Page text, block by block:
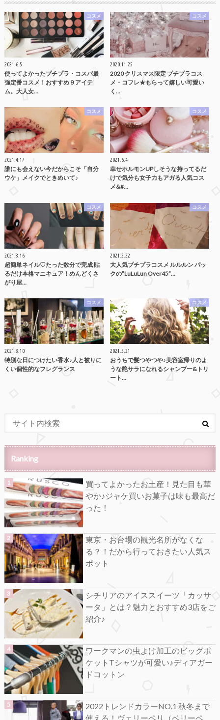
コスメ
2021.6.5
使ってよかったプチプラ・コスパ最
強定番コスメ！おすすめ９アイテ
ム。大人女…
コスメ
2020.11.25
2020 クリスマス限定 プチプラコス
メ・コフレ★もらって嬉しい可愛い
く…
コスメ
2021.4.17
誰にも会えない今だからこそ「自分
ウケ」メイクでときめいて♪
コスメ
2021.6.4
幸せホルモンUPしそうな持ってるだ
けで気分も女子力もアガる人気コス
メ&#…
コスメ
2021.8.16
超簡単ネイル♡たった数分で完成 貼
るだけ本格マニキュア！めんどくさ
がり屋…
コスメ
2021.2.22
大人気プチプラコスメ ルルルン パッ
クの”LuLuLun Over45”…
コスメ
2021.8.10
特別な日につけたい香水♪人と被りに
くい個性的なフレグランス
コスメ
2021.5.21
おうちで髪つやつや♪美容室帰りのよ
うな艶サラになれるシャンプー&トリ
ート…
Ranking
買ってよかったお土産！見た目も華
やか♪ジャケ買いお菓子は味も最高だ
った！
東京・お台場の観光名所がなくな
る？！だから行っておきたい人気ス
ポット
シチリアのアイススイーツ「カッサ
ータ」とは？魅力とおすすめ3店をご
紹介♪
ワークマンの虫よけ加工のビッグポ
ケットTシャツが可愛い♪ディアガー
ドコットン
2022トレンドカラーNO.1 秋冬まで
使える！ヴェリーペリ（ベリーペ